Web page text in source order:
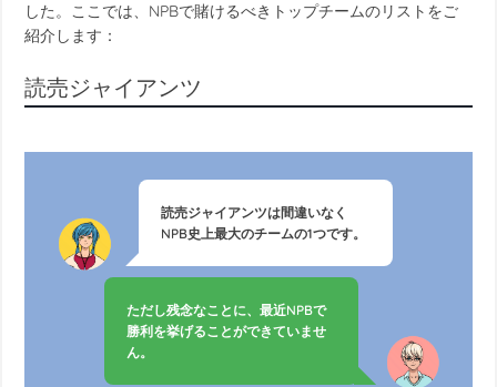
した。ここでは、NPBで賭けるべきトップチームのリストをご
紹介します：
読売ジャイアンツ
読売ジャイアンツは間違いなく
NPB史上最大のチームの1つです。
ただし残念なことに、最近NPBで
勝利を挙げることができていませ
ん。